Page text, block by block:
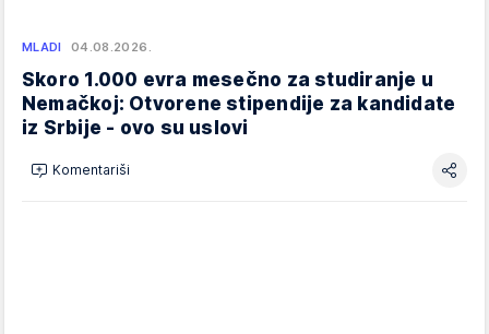
MLADI 04.08.2026.
Skoro 1.000 evra mesečno za studiranje u
Nemačkoj: Otvorene stipendije za kandidate
iz Srbije - ovo su uslovi
Komentariši